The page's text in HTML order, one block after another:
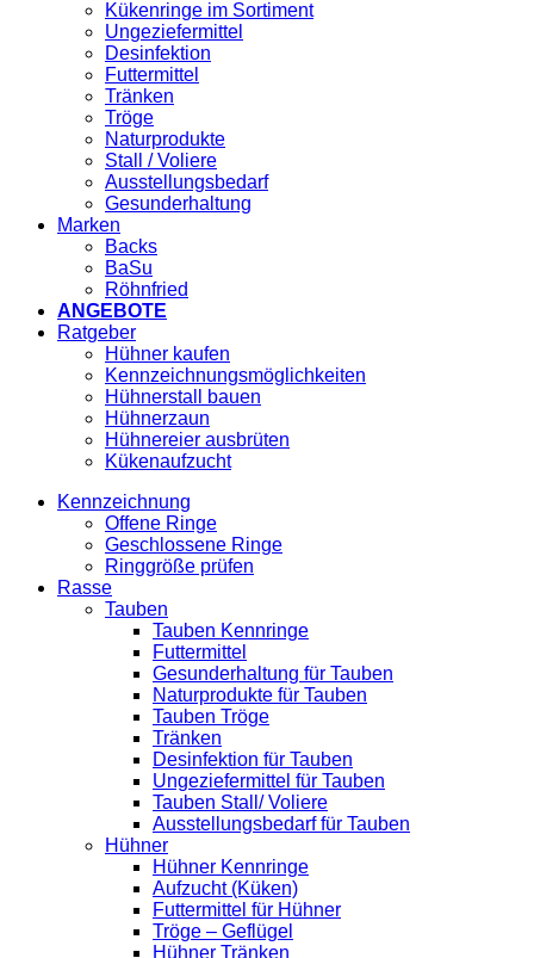
Kükenringe im Sortiment
Ungeziefermittel
Desinfektion
Futtermittel
Tränken
Tröge
Naturprodukte
Stall / Voliere
Ausstellungsbedarf
Gesunderhaltung
Marken
Backs
BaSu
Röhnfried
ANGEBOTE
Ratgeber
Hühner kaufen
Kennzeichnungsmöglichkeiten
Hühnerstall bauen
Hühnerzaun
Hühnereier ausbrüten
Kükenaufzucht
Kennzeichnung
Offene Ringe
Geschlossene Ringe
Ringgröße prüfen
Rasse
Tauben
Tauben Kennringe
Futtermittel
Gesunderhaltung für Tauben
Naturprodukte für Tauben
Tauben Tröge
Tränken
Desinfektion für Tauben
Ungeziefermittel für Tauben
Tauben Stall/ Voliere
Ausstellungsbedarf für Tauben
Hühner
Hühner Kennringe
Aufzucht (Küken)
Futtermittel für Hühner
Tröge – Geflügel
Hühner Tränken